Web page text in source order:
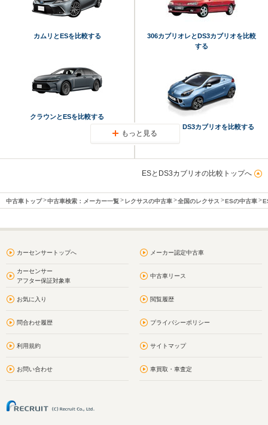
カムリとESを比較する
クラウンとESを比較する
306カブリオレとDS3カブリオを比較
する
ウインドとDS3カブリオを比較する
もっと見る
ESとDS3カブリオの比較トップへ
中古車トップ 中古車検索：メーカー一覧 レクサスの中古車 全国のレクサス ESの中古車
カーセンサートップへ メーカー認定中古車
カーセンサー
アフター保証対象車
中古車リース
お気に入り 閲覧履歴
問合わせ履歴 プライバシーポリシー
利用規約 サイトマップ
お問い合わせ 車買取・車査定